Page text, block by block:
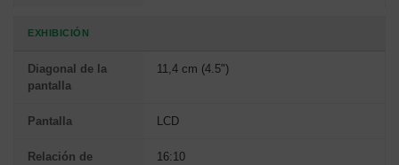
EXHIBICIÓN
Diagonal de la
pantalla
11,4 cm (4.5")
Pantalla LCD
Relación de
16:10